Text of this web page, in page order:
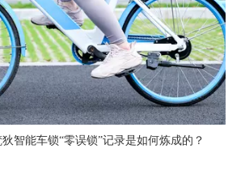
智能车锁“零误锁”记录是如何炼成的？